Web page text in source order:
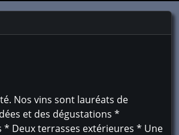
Nos vins sont lauréats de
et des dégustations *
Deux terrasses extérieures * Une